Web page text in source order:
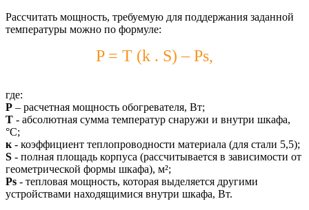
Рассчитать мощность, требуемую для поддержания заданной
температуры можно по формуле:
P = T (k . S) – Ps,
где:
Р – расчетная мощность обогревателя, Вт;
Т - абсолютная сумма температур снаружи и внутри шкафа,
°С;
к - коэффициент теплопроводности материала (для стали 5,5);
S - полная площадь корпуса (рассчитывается в зависимости от
геометрической формы шкафа), м²;
Ps - тепловая мощность, которая выделяется другими
устройствами находящимися внутри шкафа, Вт.